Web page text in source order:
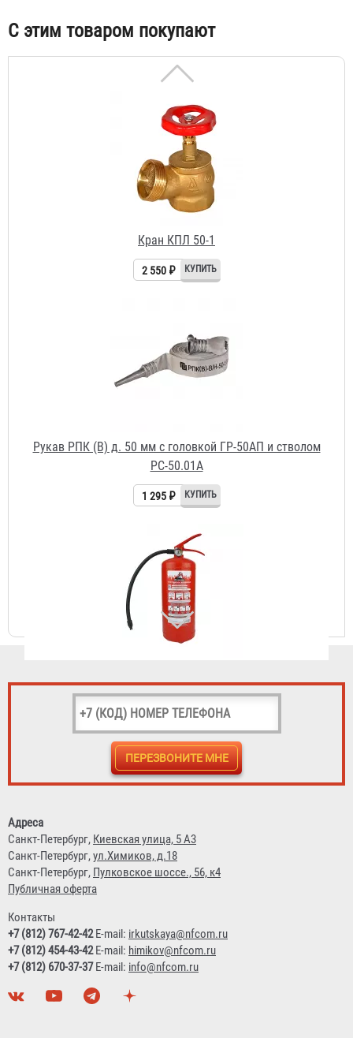
С этим товаром покупают
Кран КПЛ 50-1
2 550 ₽
Рукав РПК (В) д. 50 мм с головкой ГР-50АП и стволом
Огнетушитель ОП-4 АВСЕ Огнеборец / Гарвилон
Знак на самоклеящейся пленке 150х150, 150х300,
100х100, 50х150 мм
23 ₽
Адреса
Санкт-Петербург, Киевская улица, 5 А3
Санкт-Петербург,ул.Химиков, д.18
Санкт-Петербург, Пулковское шоссе., 56, к4
Публичная оферта
Контакты
+7 (812) 767-42-42E-mail: irkutskaya@nfcom.ru
+7 (812) 454-43-42E-mail: himikov@nfcom.ru
+7 (812) 670-37-37E-mail: info@nfcom.ru